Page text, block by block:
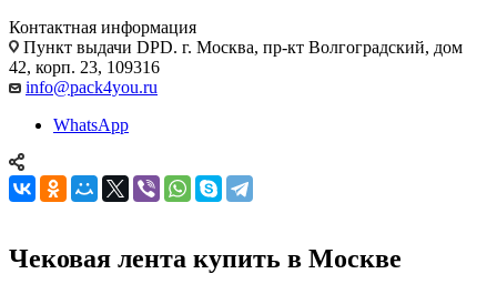
Контактная информация
Пункт выдачи DPD. г. Москва, пр-кт Волгоградский, дом
42, корп. 23, 109316
info@pack4you.ru
WhatsApp
Чековая лента купить в Москве